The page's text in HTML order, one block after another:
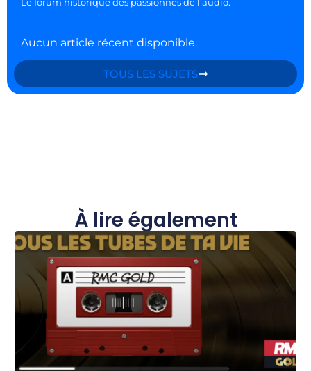
Le forum historique des passionnés de l'audio.
Aucun article récent disponible.
TOUS LES SUJETS
À lire également